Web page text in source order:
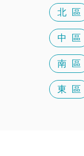
駛向更
北 區
中 區
南 區
東 區